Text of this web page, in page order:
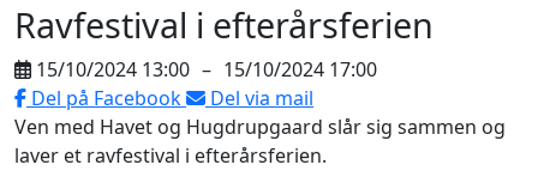
Ravfestival i efterårsferien
15/10/2024 13:00 – 15/10/2024 17:00
Del på Facebook
Del via mail
Ven med Havet og Hugdrupgaard slår sig sammen og
laver et ravfestival i efterårsferien.